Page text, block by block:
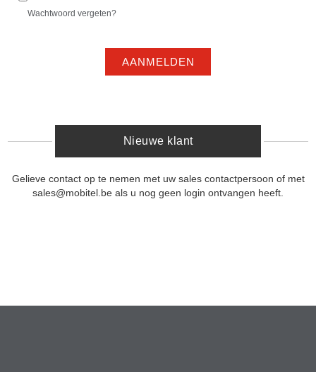
Wachtwoord vergeten?
AANMELDEN
Nieuwe klant
Gelieve contact op te nemen met uw sales contactpersoon of met
sales@mobitel.be als u nog geen login ontvangen heeft.